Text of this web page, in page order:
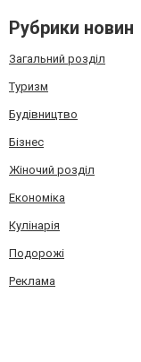
Рубрики новин
Загальний розділ
Туризм
Будівництво
Бізнес
Жіночий розділ
Економіка
Кулінарія
Подорожі
Реклама